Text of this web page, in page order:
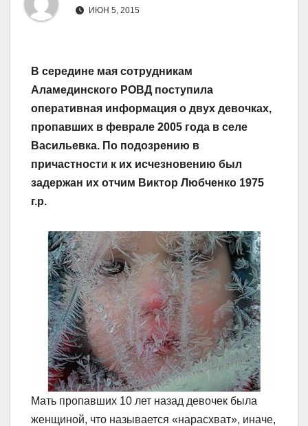
ИЮН 5, 2015
В середине мая сотрудникам
Аламединского РОВД поступила
оперативная информация о двух девочках,
пропавших в феврале 2005 года в селе
Васильевка. По подозрению в
причастности к их исчезновению был
задержан их отчим Виктор Любченко 1975
г.р.
Мать пропавших 10 лет назад девочек была
женщиной, что называется «нарасхват», иначе,